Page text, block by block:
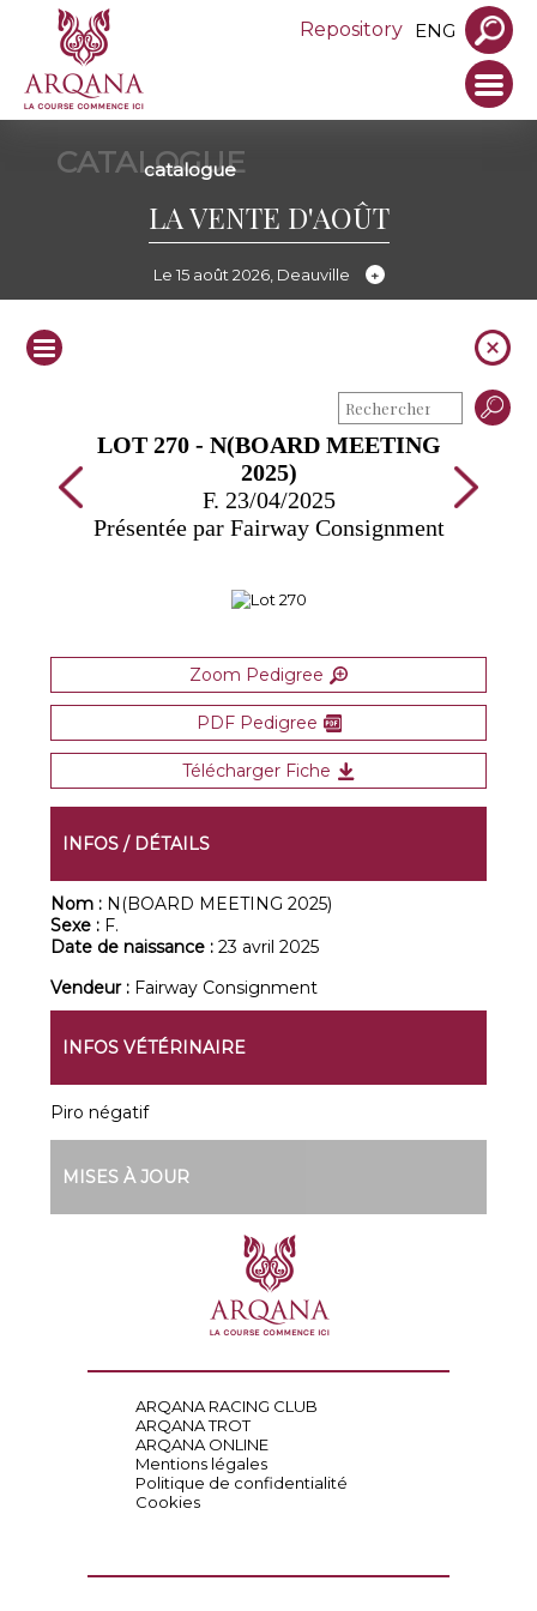
Repository ENG
CATALOGUE
catalogue
LA VENTE D'AOÛT
Le 15 août 2026, Deauville
LOT 270 - N(BOARD MEETING
2025)
F. 23/04/2025
Présentée par Fairway Consignment
Zoom Pedigree
PDF Pedigree
Télécharger Fiche
INFOS / DÉTAILS
Nom : N(BOARD MEETING 2025)
Sexe : F.
Date de naissance :23 avril 2025
Vendeur : Fairway Consignment
INFOS VÉTÉRINAIRE
Piro négatif
MISES À JOUR
ARQANA RACING CLUB
ARQANA TROT
ARQANA ONLINE
Mentions légales
Politique de confidentialité
Cookies